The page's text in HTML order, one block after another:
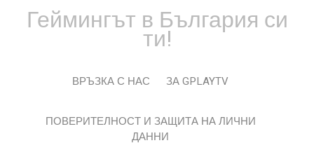
Геймингът в България си
ти!
ВРЪЗКА С НАС ЗА GPLAYTV
ПОВЕРИТЕЛНОСТ И ЗАЩИТА НА ЛИЧНИ
ДАННИ